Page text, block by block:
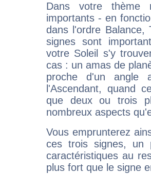
Dans votre thème
importants - en
dans l'ordre Balance,
signes sont
votre Soleil s'y
cas : un amas de
proche d'un
l'Ascendant, quand
que deux ou trois
nombreux aspects
Vous emprunterez
ces trois signes, un
caractéristiques au
plus fort que le signe